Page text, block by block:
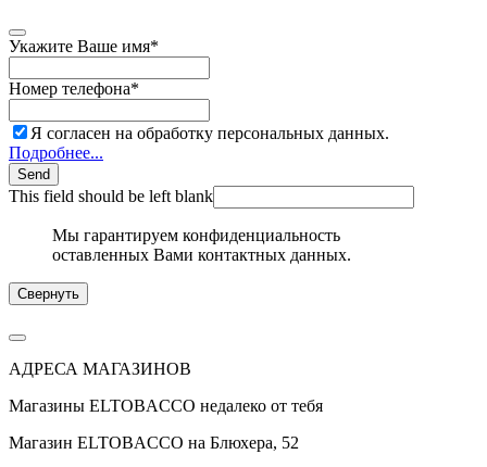
Укажите Ваше имя*
Номер телефона*
Я согласен на обработку персональных данных.
Подробнее...
Send
This field should be left blank
Мы гарантируем конфиденциальность
оставленных Вами контактных данных.
Свернуть
АДРЕСА МАГАЗИНОВ
Магазины ELTOBACCO недалеко от тебя
Магазин ELTOBACCO на Блюхера, 52